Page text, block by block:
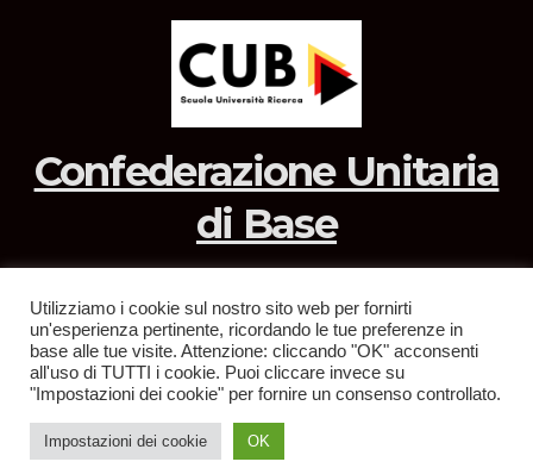
Confederazione Unitaria
di Base
Sviluppato con orgoglio da WordPress|Tema: News Way di
Themeansar.
Home Privacy Policy
Utilizziamo i cookie sul nostro sito web per fornirti
un'esperienza pertinente, ricordando le tue preferenze in
base alle tue visite. Attenzione: cliccando "OK" acconsenti
all'uso di TUTTI i cookie. Puoi cliccare invece su
"Impostazioni dei cookie" per fornire un consenso controllato.
Impostazioni dei cookie OK